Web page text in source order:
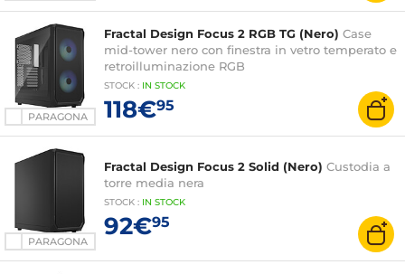
PARAGONA
Fractal Design Focus 2 RGB TG (Nero) Case
mid-tower nero con finestra in vetro temperato e
retroilluminazione RGB
STOCK : IN STOCK
118€95
PARAGONA
Fractal Design Focus 2 Solid (Nero) Custodia a
torre media nera
STOCK : IN STOCK
92€95